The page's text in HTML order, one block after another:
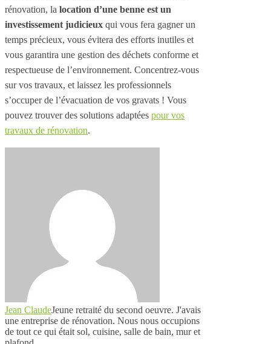
rénovation, la location d’une benne est un
investissement judicieux qui vous fera gagner un
temps précieux, vous évitera des efforts inutiles et
vous garantira une gestion des déchets conforme et
respectueuse de l’environnement. Concentrez-vous
sur vos travaux, et laissez les professionnels
s’occuper de l’évacuation de vos gravats ! Vous
pouvez trouver des solutions adaptées pour vos
travaux de rénovation.
Jean ClaudeJeune retraité du second oeuvre. J'avais
une entreprise de rénovation. Nous nous occupions
de tout ce qui était sol, cuisine, salle de bain, mur et